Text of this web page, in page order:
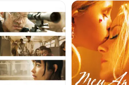
Meu
Anjo